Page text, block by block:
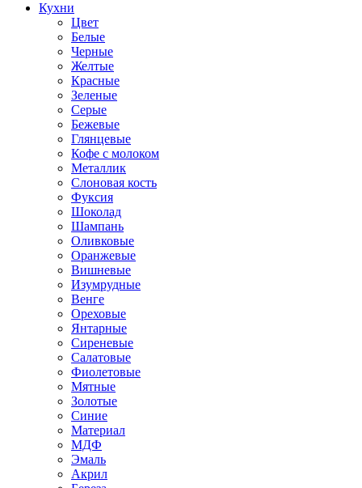
Кухни
Цвет
Белые
Черные
Желтые
Красные
Зеленые
Серые
Бежевые
Глянцевые
Кофе с молоком
Металлик
Слоновая кость
Фуксия
Шоколад
Шампань
Оливковые
Оранжевые
Вишневые
Изумрудные
Венге
Ореховые
Янтарные
Сиреневые
Салатовые
Фиолетовые
Мятные
Золотые
Синие
Материал
МДФ
Эмаль
Акрил